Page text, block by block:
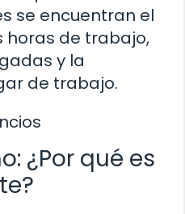
se encuentran el
horas de trabajo,
y la
de trabajo.
¿Por qué es